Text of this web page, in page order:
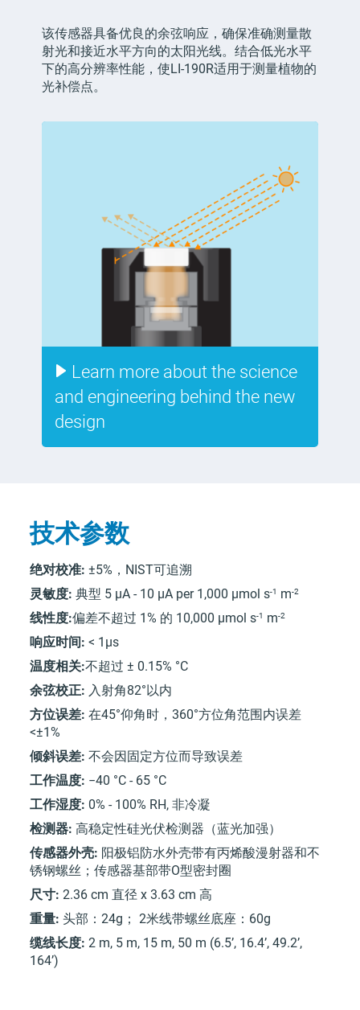
该传感器具备优良的余弦响应，确保准确测量散
射光和接近水平方向的太阳光线。结合低光水平
下的高分辨率性能，使LI-190R适用于测量植物的
光补偿点。
Learn more about the science
and engineering behind the new
design
技术参数
绝对校准: ±5%，NIST可追溯
灵敏度: 典型 5 μA - 10 μA per 1,000 μmol s-1 m-2
线性度:偏差不超过 1% 的 10,000 μmol s-1 m-2
响应时间: < 1μs
温度相关:不超过 ± 0.15% °C
余弦校正: 入射角82°以内
方位误差: 在45°仰角时，360°方位角范围内误差
<±1%
倾斜误差: 不会因固定方位而导致误差
工作温度: −40 °C - 65 °C
工作湿度: 0% - 100% RH, 非冷凝
检测器: 高稳定性硅光伏检测器（蓝光加强）
传感器外壳: 阳极铝防水外壳带有丙烯酸漫射器和不
锈钢螺丝；传感器基部带O型密封圈
尺寸: 2.36 cm 直径 x 3.63 cm 高
重量: 头部：24g； 2米线带螺丝底座：60g
缆线长度: 2 m, 5 m, 15 m, 50 m (6.5’, 16.4’, 49.2’,
164’)